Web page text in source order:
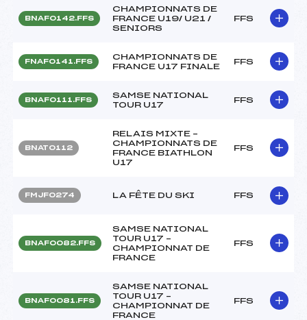
BNAF0142.FFS
CHAMPIONNATS DE
FRANCE U19/ U21 /
SENIORS
FFS
FNAF0141.FFS
CHAMPIONNATS DE
FRANCE U17 FINALE
FFS
BNAF0111.FFS
SAMSE NATIONAL
TOUR U17
FFS
BNAT0112
RELAIS MIXTE –
CHAMPIONNATS DE
FRANCE BIATHLON
U17
FFS
FMJF0274 LA FÊTE DU SKI FFS
BNAF0082.FFS
SAMSE NATIONAL
TOUR U17 –
CHAMPIONNAT DE
FRANCE
FFS
BNAF0081.FFS
SAMSE NATIONAL
TOUR U17 –
CHAMPIONNAT DE
FRANCE
FFS